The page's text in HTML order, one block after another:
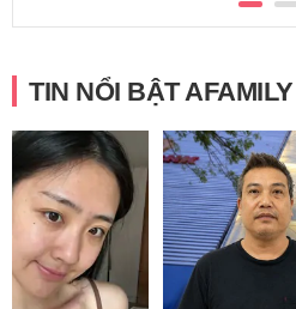
TIN NỔI BẬT AFAMILY